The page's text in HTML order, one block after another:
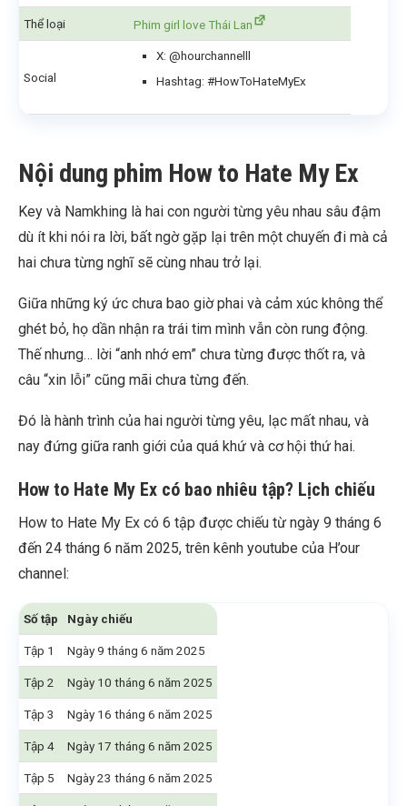
Thể loại Phim girl love Thái Lan
Social
X: @hourchannelll
Hashtag: #HowToHateMyEx
Nội dung phim How to Hate My Ex
Key và Namkhing là hai con người từng yêu nhau sâu đậm
dù ít khi nói ra lời, bất ngờ gặp lại trên một chuyến đi mà cả
hai chưa từng nghĩ sẽ cùng nhau trở lại.
Giữa những ký ức chưa bao giờ phai và cảm xúc không thể
ghét bỏ, họ dần nhận ra trái tim mình vẫn còn rung động.
Thế nhưng… lời “anh nhớ em” chưa từng được thốt ra, và
câu “xin lỗi” cũng mãi chưa từng đến.
Đó là hành trình của hai người từng yêu, lạc mất nhau, và
nay đứng giữa ranh giới của quá khứ và cơ hội thứ hai.
How to Hate My Ex có bao nhiêu tập? Lịch chiếu
How to Hate My Ex có 6 tập được chiếu từ ngày 9 tháng 6
đến 24 tháng 6 năm 2025, trên kênh youtube của H’our
channel:
Số tập Ngày chiếu
Tập 1 Ngày 9 tháng 6 năm 2025
Tập 2 Ngày 10 tháng 6 năm 2025
Tập 3 Ngày 16 tháng 6 năm 2025
Tập 4 Ngày 17 tháng 6 năm 2025
Tập 5 Ngày 23 tháng 6 năm 2025